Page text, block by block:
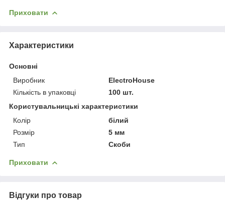
Приховати
Характеристики
Основні
Виробник
ElectroHouse
Кількість в упаковці
100 шт.
Користувальницькі характеристики
Колiр
білий
Розмір
5 мм
Тип
Скоби
Приховати
Відгуки про товар